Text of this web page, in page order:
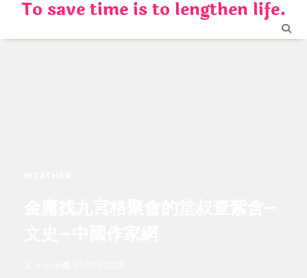
content
To save time is to lengthen life.